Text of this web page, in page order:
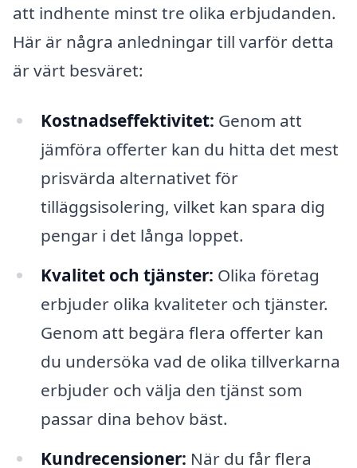
att indhente minst tre olika erbjudanden.
Här är några anledningar till varför detta
är värt besväret:
Kostnadseffektivitet: Genom att
jämföra offerter kan du hitta det mest
prisvärda alternativet för
tilläggsisolering, vilket kan spara dig
pengar i det långa loppet.
Kvalitet och tjänster: Olika företag
erbjuder olika kvaliteter och tjänster.
Genom att begära flera offerter kan
du undersöka vad de olika tillverkarna
erbjuder och välja den tjänst som
passar dina behov bäst.
Kundrecensioner: När du får flera